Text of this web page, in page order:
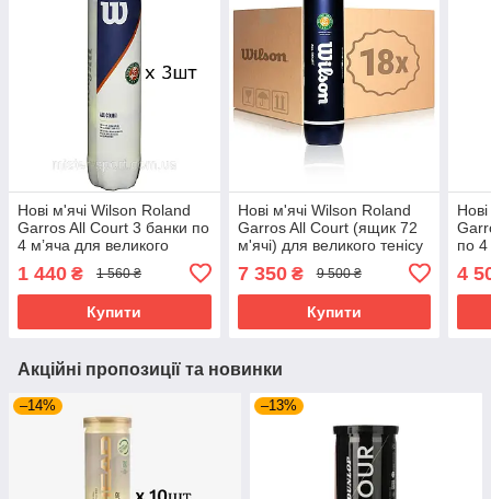
Нові м'ячі Wilson Roland
Garros All Court 3 банки по
4 мʼяча для великого
1 440 ₴ 1 560 ₴
Купити
Нові м'ячі Wilson Roland
Garros All Court (ящик 72
м'ячі) для великого тенісу
7 350₴ 9 500 ₴
Купити
по 4
4
Акційні пропозиції та новинки
–14% –13%